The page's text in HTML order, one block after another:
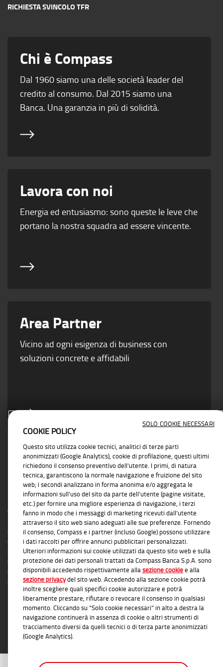
RICHIESTA SVINCOLO TFR
Chi è Compass
Dal 1960 siamo una delle società leader del
credito al consumo. Dal 2015 siamo una
Banca. Una garanzia in più di solidità.
Lavora con noi
Energia ed entusiasmo: sono queste le leve che
portano la nostra squadra ad essere vincente.
Area Partner
Vicino ad ogni esigenza di business con
soluzioni concrete e affidabili
INFORMAZIONI TRASPARENTI
Compass Banca S.p.A., Banca del Gruppo Monte dei Paschi di Siena; P.I. Gruppo IVA
Mediobanca: 10536040966 - Tutti i diritti riservati -Dati Societari- Messaggio
pubblicitario con finalità promozionale. Per le condizioni contrattuali si rimanda ai
documenti informativi disponibili presso le Filiali Compass Banca S.p.A. o presso
gli Agenti in attività finanziaria autorizzati che operano in qualità di intermediari del
credito convenzionati in esclusiva con Compass Banca S.p.A. L'elenco delle Filiali e
delle Agenzie autorizzate è disponibile sul sitowww.compass.it. Salvo
approvazione della richiesta da parte di Compass Banca S.p.A.
COOKIE POLICY
Questo sito utilizza cookie tecnici, analitici di terze parti
anonimizzati (Google Analytics), cookie di profilazione, questi ultimi
richiedono il consenso preventivo dell'utente. I primi, di natura
tecnica, garantiscono la normale navigazione e fruizione del sito
web; i secondi analizzano in forma anonima e/o aggregata le
informazioni sull'uso del sito da parte dell’utente (pagine visitate,
etc.) per fornire una migliore esperienza di navigazione, i terzi
fanno in modo che i messaggi di marketing ricevuti dall’utente
attraverso il sito web siano adeguati alle sue preferenze. Fornendo
il consenso, Compass e i partner (incluso Google) possono utilizzare
i dati raccolti per offrire annunci pubblicitari personalizzati.
Ulteriori informazioni sui cookie utilizzati da questo sito web e sulla
protezione dei dati personali trattati da Compass Banca S.p.A. sono
disponibili accedendo rispettivamente allasezione cookiee alla
sezione privacydel sito web. Accedendo alla sezione cookie potrà
inoltre scegliere quali specifici cookie autorizzare e potrà
liberamente prestare, rifiutare o revocare il consenso in qualsiasi
momento. Cliccando su “Solo cookie necessari” in alto a destra la
navigazione continuerà in assenza di cookie o altri strumenti di
tracciamento diversi da quelli tecnici o di terza parte anonimizzati
(Google Analytics).
SOLO COOKIE NECESSARI